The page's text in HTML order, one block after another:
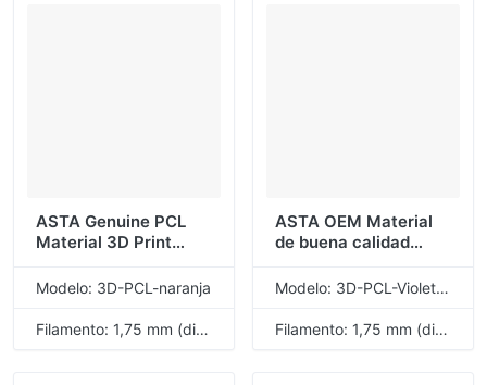
ASTA Genuine PCL
Material 3D Print
1.75mm 1KG 1 Roll
Protección del medio
ambiente
Modelo: 3D-PCL-naranja
Filamento: 1,75 mm (diámetro)
ASTA OEM Material
de buena calidad
impresión 3D Violeta
rollo Consumibles de
baja temperatura PCL
Modelo: 3D-PCL-Violeta claro
Filamento: 1,75 mm (diámetro)